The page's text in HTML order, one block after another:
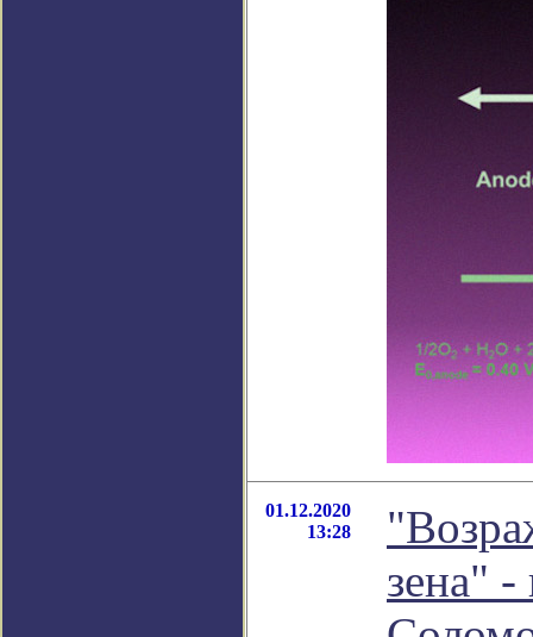
01.12.2020
13:28
зена" -